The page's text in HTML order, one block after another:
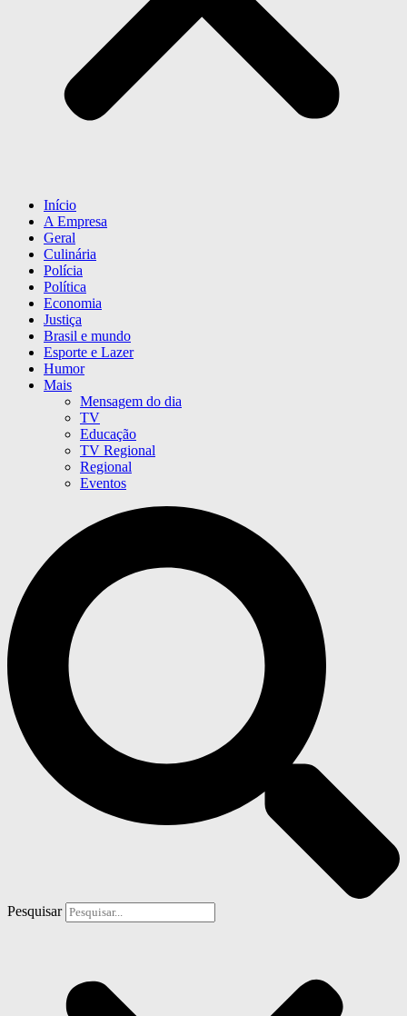
Início
A Empresa
Geral
Culinária
Polícia
Política
Economia
Justiça
Brasil e mundo
Esporte e Lazer
Humor
Mais
Mensagem do dia
TV
Educação
TV Regional
Regional
Eventos
Pesquisar